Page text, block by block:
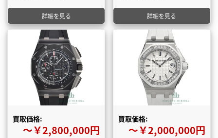
詳細を見る 詳細を見る
買取価格:
〜￥2,800,000円
買取価格:
〜￥2,000,000円